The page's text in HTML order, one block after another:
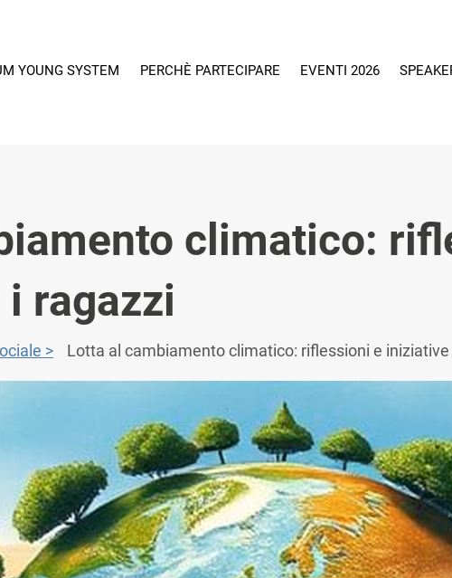
YOUNG SYSTEM PERCHÈ PARTECIPARE EVENTI 2026
climatico:
ragazzi
Lotta al cambiamento climatico: riflessioni e iniziative